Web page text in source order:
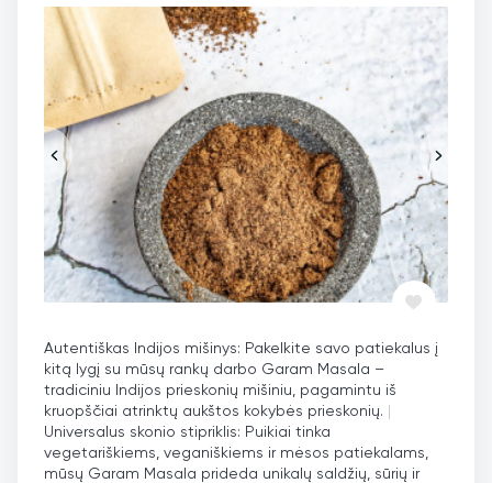
Autentiškas Indijos mišinys: Pakelkite savo patiekalus į
kitą lygį su mūsų rankų darbo Garam Masala –
tradiciniu Indijos prieskonių mišiniu, pagamintu iš
kruopščiai atrinktų aukštos kokybės prieskonių. |
Universalus skonio stipriklis: Puikiai tinka
vegetariškiems, veganiškiems ir mėsos patiekalams,
mūsų Garam Masala prideda unikalų saldžių, sūrių ir